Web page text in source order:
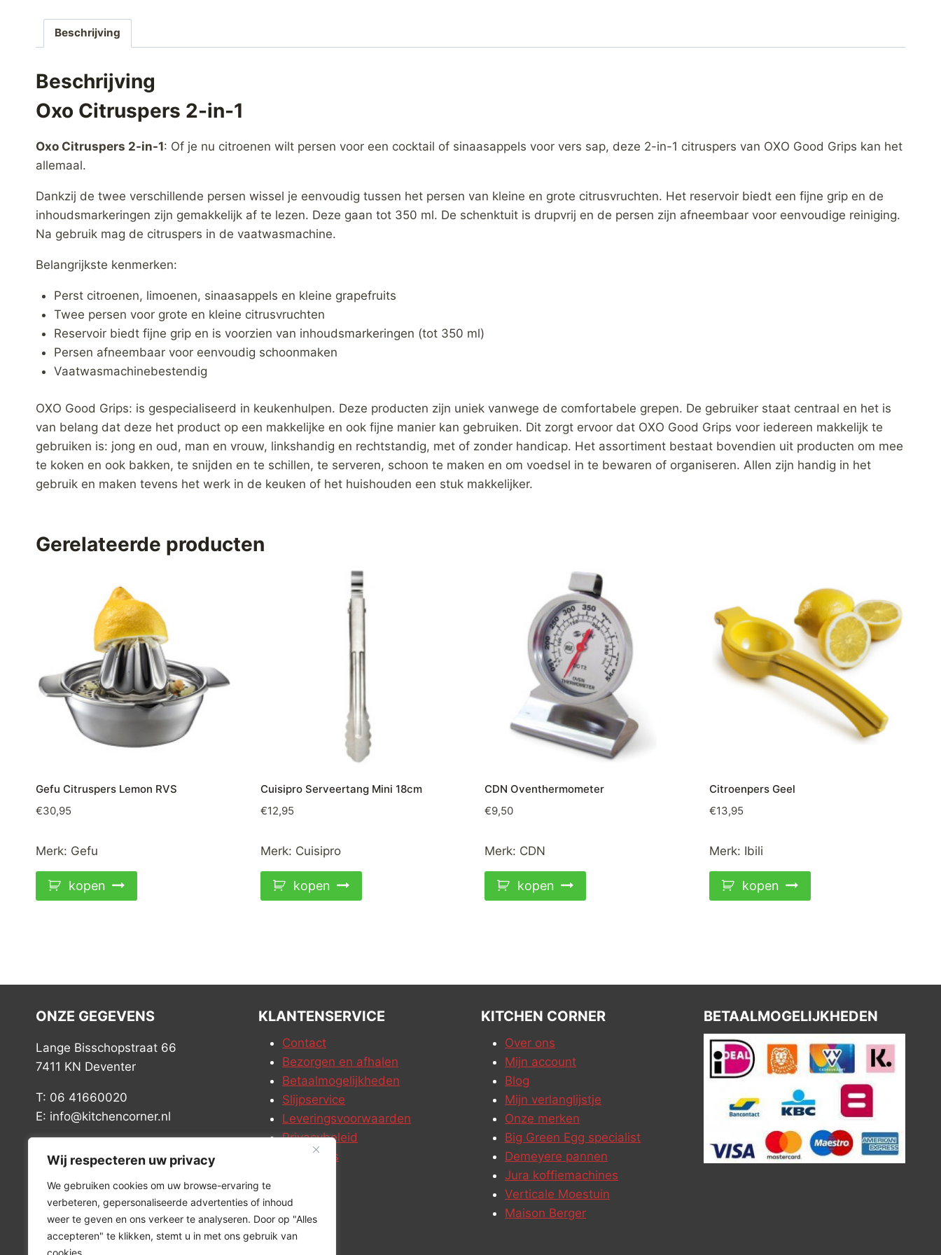
Wij respecteren uw privacy
We gebruiken cookies om uw browse-ervaring te
verbeteren, gepersonaliseerde advertenties of inhoud
weer te geven en ons verkeer te analyseren. Door op "Alles
accepteren" te klikken, stemt u in met ons gebruik van
cookies.
Beschrijving
Beschrijving
Oxo Citruspers 2-in-1
Oxo Citruspers 2-in-1: Of je nu citroenen wilt persen voor een cocktail of sinaasappels voor vers sap, deze 2-in-1 citruspers van OXO Good Grips kan het
allemaal.
Dankzij de twee verschillende persen wissel je eenvoudig tussen het persen van kleine en grote citrusvruchten. Het reservoir biedt een fijne grip en de
inhoudsmarkeringen zijn gemakkelijk af te lezen. Deze gaan tot 350 ml. De schenktuit is drupvrij en de persen zijn afneembaar voor eenvoudige reiniging.
Na gebruik mag de citruspers in de vaatwasmachine.
Belangrijkste kenmerken:
Perst citroenen, limoenen, sinaasappels en kleine grapefruits
Twee persen voor grote en kleine citrusvruchten
Reservoir biedt fijne grip en is voorzien van inhoudsmarkeringen (tot 350 ml)
Persen afneembaar voor eenvoudig schoonmaken
Vaatwasmachinebestendig
OXO Good Grips: is gespecialiseerd in keukenhulpen. Deze producten zijn uniek vanwege de comfortabele grepen. De gebruiker staat centraal en het is
van belang dat deze het product op een makkelijke en ook fijne manier kan gebruiken. Dit zorgt ervoor dat OXO Good Grips voor iedereen makkelijk te
gebruiken is: jong en oud, man en vrouw, linkshandig en rechtstandig, met of zonder handicap. Het assortiment bestaat bovendien uit producten om mee
te koken en ook bakken, te snijden en te schillen, te serveren, schoon te maken en om voedsel in te bewaren of organiseren. Allen zijn handig in het
gebruik en maken tevens het werk in de keuken of het huishouden een stuk makkelijker.
Gerelateerde producten
Gefu Citruspers Lemon RVS
€30,95
Merk: Gefu
kopen
Cuisipro Serveertang Mini 18cm
€12,95
Merk: Cuisipro
kopen
CDN Oventhermometer
€9,50
Merk: CDN
kopen
Citroenpers Geel
€13,95
Merk: Ibili
kopen
ONZE GEGEVENS
Lange Bisschopstraat 66
7411 KN Deventer
T: 06 41660020
E: info@kitchencorner.nl
BTW: NL868888989B01
KLANTENSERVICE
Contact
Bezorgen en afhalen
Betaalmogelijkheden
Slijpservice
Leveringsvoorwaarden
Privacybeleid
Vacatures
KITCHEN CORNER
Over ons
Mijn account
Blog
Mijn verlanglijstje
Onze merken
Big Green Egg specialist
Demeyere pannen
Jura koffiemachines
Verticale Moestuin
Maison Berger
BETAALMOGELIJKHEDEN